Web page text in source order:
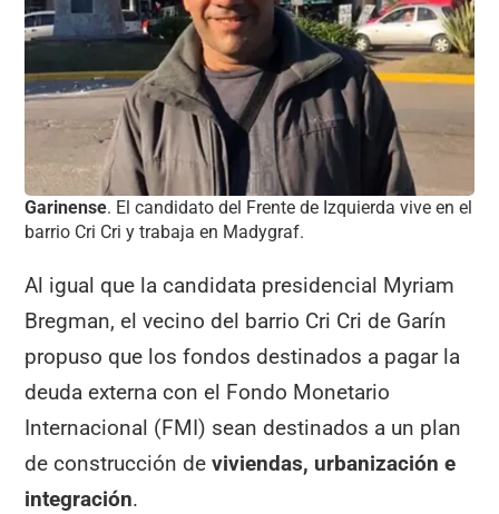
Garinense. El candidato del Frente de Izquierda vive en el
barrio Cri Cri y trabaja en Madygraf.
Al igual que la candidata presidencial Myriam
Bregman, el vecino del barrio Cri Cri de Garín
propuso que los fondos destinados a pagar la
deuda externa con el Fondo Monetario
Internacional (FMI) sean destinados a un plan
de construcción deviviendas, urbanización e
integración.